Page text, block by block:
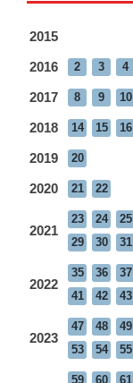
2015
2016 2 3 4
2017 8 9 10
2018 14 15 16
2019 20
2020 21 22
2021
23 24 25
29
30 31
2022
35 36 37
41
42 43
2023
47 48 49
53
54 55
59 60 61